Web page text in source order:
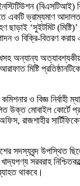
(বিএসটিআই)
একটি ভ্রাম্যমাণ
‘সুইটমিট
ও বিক্রি-বিতরণ করায়
অন্যান্য
মিষ্টি
ও বিজ্ঞ নির্বাহী
উক্ত মোবাইল কোর্টে
রাজশাহীর
সদস্যবৃন্দ উপস্থিত
সরবরাহ
থাকবে।